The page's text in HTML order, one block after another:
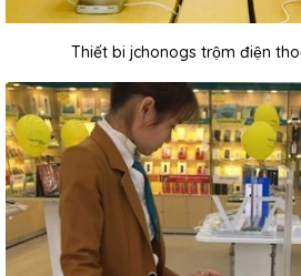
Thiết bi jchonogs trộm điện